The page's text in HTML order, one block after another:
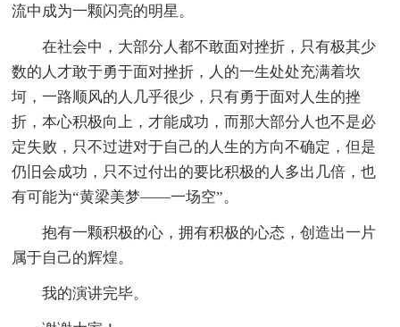
流中成为一颗闪亮的明星。
在社会中，大部分人都不敢面对挫折，只有极其少
数的人才敢于勇于面对挫折，人的一生处处充满着坎
坷，一路顺风的人几乎很少，只有勇于面对人生的挫
折，本心积极向上，才能成功，而那大部分人也不是必
定失败，只不过进对于自己的人生的方向不确定，但是
仍旧会成功，只不过付出的要比积极的人多出几倍，也
有可能为“黄梁美梦——一场空”。
抱有一颗积极的心，拥有积极的心态，创造出一片
属于自己的辉煌。
我的演讲完毕。